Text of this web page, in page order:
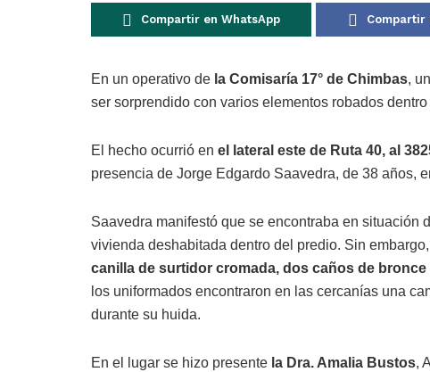
Compartir en WhatsApp Compartir
En un operativo de la Comisaría 17° de Chimbas,
ser sorprendido con varios elementos robados
El hecho ocurrió en el lateral este de Ruta 40, al
presencia de Jorge Edgardo Saavedra, de 38 años,
Saavedra manifestó que se encontraba en situación
vivienda deshabitada dentro del predio. Sin embargo,
canilla de surtidor cromada, dos caños de
los uniformados encontraron en las cercanías una
durante su huida.
En el lugar se hizo presente la Dra. Amalia Bustos,